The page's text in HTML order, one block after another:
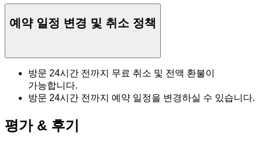
예약 일정 변경 및 취소 정책
방문 24시간 전까지 무료 취소 및 전액 환불이
가능합니다.
방문 24시간 전까지 예약 일정을 변경하실 수 있습니다.
평가 & 후기